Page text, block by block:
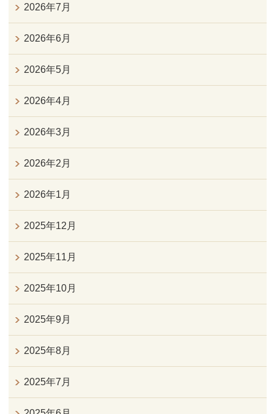
2026年7月
2026年6月
2026年5月
2026年4月
2026年3月
2026年2月
2026年1月
2025年12月
2025年11月
2025年10月
2025年9月
2025年8月
2025年7月